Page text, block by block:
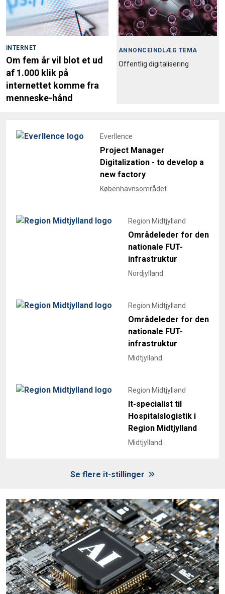
INTERNET
Om fem år vil blot et ud
af 1.000 klik på
internettet komme fra
menneske-hånd
ANNONCEINDLÆG TEMA
Offentlig digitalisering
Everllence
Project Manager
Digitalization - to develop a
new factory
Københavnsområdet
Region Midtjylland
Områdeleder for den
nationale FUT-
infrastruktur
Nordjylland
Region Midtjylland
Områdeleder for den
nationale FUT-
infrastruktur
Midtjylland
Region Midtjylland
It-specialist til
Hospitalslogistik i
Region Midtjylland
Midtjylland
Se flere it-stillinger